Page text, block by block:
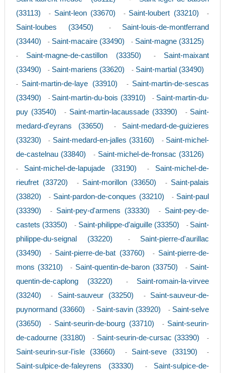
(33113)
- Saint-leon (33670) - Saint-loubert (33210) -
Saint-loubes (33450) - Saint-louis-de-montferrand
(33440)
- Saint-macaire (33490) - Saint-magne (33125)
- Saint-magne-de-castillon (33350) - Saint-maixant
(33490)
- Saint-mariens (33620) - Saint-martial (33490)
- Saint-martin-de-laye (33910) - Saint-martin-de-sescas
(33490)
- Saint-martin-du-bois (33910) - Saint-martin-du-
puy (33540)
- Saint-martin-lacaussade (33390) - Saint-
medard-d'eyrans (33650)
- Saint-medard-de-guizieres
(33230)
- Saint-medard-en-jalles (33160) - Saint-michel-
de-castelnau (33840)
- Saint-michel-de-fronsac (33126)
- Saint-michel-de-lapujade (33190) - Saint-michel-de-
rieufret (33720)
- Saint-morillon (33650) - Saint-palais
(33820)
- Saint-pardon-de-conques (33210) - Saint-paul
(33390)
- Saint-pey-d'armens (33330) - Saint-pey-de-
castets (33350)
- Saint-philippe-d'aiguille (33350) - Saint-
philippe-du-seignal (33220)
- Saint-pierre-d'aurillac
(33490)
- Saint-pierre-de-bat (33760) - Saint-pierre-de-
mons (33210)
- Saint-quentin-de-baron (33750) - Saint-
quentin-de-caplong (33220)
- Saint-romain-la-virvee
(33240)
- Saint-sauveur (33250) - Saint-sauveur-de-
puynormand (33660)
- Saint-savin (33920) - Saint-selve
(33650)
- Saint-seurin-de-bourg (33710) - Saint-seurin-
de-cadourne (33180)
- Saint-seurin-de-cursac (33390) -
Saint-seurin-sur-l'isle (33660) - Saint-seve (33190) -
Saint-sulpice-de-faleyrens (33330) - Saint-sulpice-de-